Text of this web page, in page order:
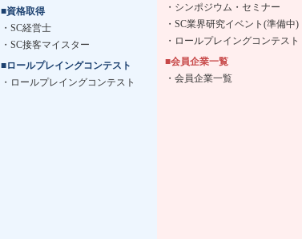
■資格取得
SC経営士
SC接客マイスター
■ロールプレイングコンテスト
ロールプレイングコンテスト
シンポジウム・セミナー
SC業界研究イベント(準備中)
ロールプレイングコンテスト
■会員企業一覧
会員企業一覧